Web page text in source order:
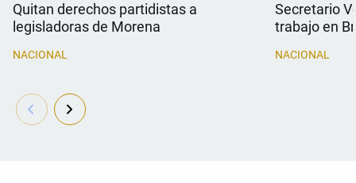
Quitan derechos partidistas a
legisladoras de Morena
NACIONAL
Secretario
trabajo en
NACIONAL